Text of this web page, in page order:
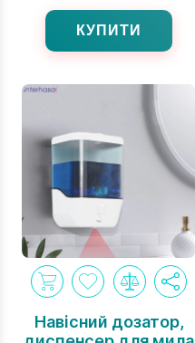
КУПИТИ
Навісний дозатор,